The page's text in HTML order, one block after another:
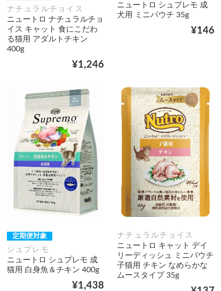
ナチュラルチョイス
ニュートロ ナチュラルチョ
イス キャット 食にこだわ
る猫用 アダルトチキン
400g
¥1,246
ニュートロ シュプレモ 成
犬用 ミニパウチ 35g
¥146
定期便対象
シュプレモ
ニュートロ シュプレモ 成
猫用 白身魚＆チキン 400g
¥1,438
ナチュラルチョイス
ニュートロ キャット デイ
リーディッシュ ミニパウチ
子猫用 チキン なめらかな
ムースタイプ 35g